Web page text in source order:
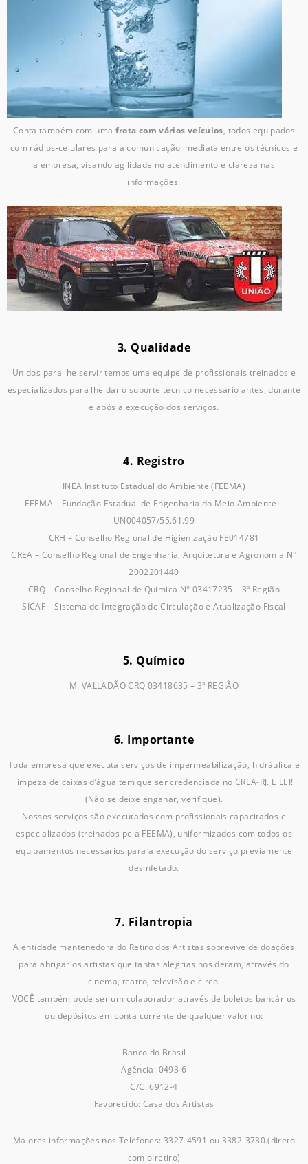
Conta também com uma frota com vários veículos, todos equipados
com rádios-celulares para a comunicação imediata entre os técnicos e
a empresa, visando agilidade no atendimento e clareza nas
informações.
3. Qualidade
Unidos para lhe servir temos uma equipe de profissionais treinados e
especializados para lhe dar o suporte técnico necessário antes, durante
e após a execução dos serviços.
4. Registro
INEA Instituto Estadual do Ambiente (FEEMA)
FEEMA – Fundação Estadual de Engenharia do Meio Ambiente –
UN004057/55.61.99
CRH – Conselho Regional de Higienização FE014781
CREA – Conselho Regional de Engenharia, Arquitetura e Agronomia N°
2002201440
CRQ – Conselho Regional de Química N° 03417235 – 3ª Região
SICAF – Sistema de Integração de Circulação e Atualização Fiscal
5. Químico
M. VALLADÃO CRQ 03418635 – 3ª REGIÃO
6. Importante
Toda empresa que executa serviços de impermeabilização, hidráulica e
limpeza de caixas d’água tem que ser credenciada no CREA-RJ. É LEI!
(Não se deixe enganar, verifique).
Nossos serviços são executados com profissionais capacitados e
especializados (treinados pela FEEMA), uniformizados com todos os
equipamentos necessários para a execução do serviço previamente
desinfetado.
7. Filantropia
A entidade mantenedora do Retiro dos Artistas sobrevive de doações
para abrigar os artistas que tantas alegrias nos deram, através do
cinema, teatro, televisão e circo.
VOCÊ também pode ser um colaborador através de boletos bancários
ou depósitos em conta corrente de qualquer valor no:
Banco do Brasil
Agência: 0493-6
C/C: 6912-4
Favorecido: Casa dos Artistas
Maiores informações nos Telefones: 3327-4591 ou 3382-3730 (direto
com o retiro)